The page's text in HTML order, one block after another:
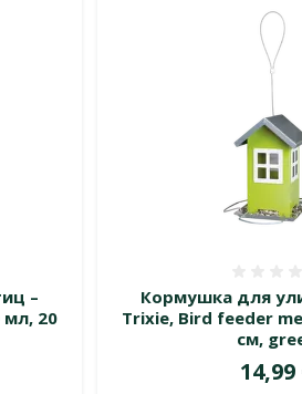
–
мл, 20
Кормушка для
Trixie, Bird feeder
см,
Цена
14,99